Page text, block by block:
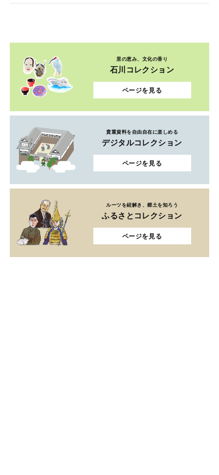
里の恵み、文化の香り
石川コレクション
ページを見る
貴重資料を自由自在に楽しめる
デジタルコレクション
ページを見る
ルーツを紐解き、郷土を知ろう
ふるさとコレクション
ページを見る